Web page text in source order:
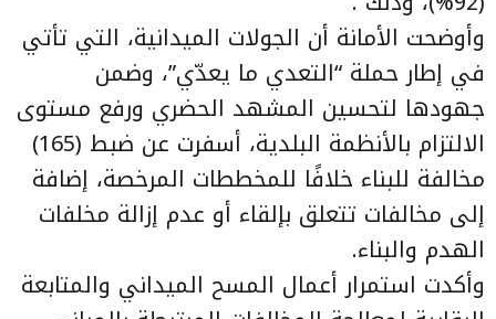
وأوضحت الأمانة أن الجولات الميدانية، التي تأتي
في إطار حملة “التعدي ما يعدّي”، وضمن
جهودها لتحسين المشهد الحضري ورفع مستوى
الالتزام بالأنظمة البلدية، أسفرت عن ضبط (165)
مخالفة للبناء خلافًا للمخططات المرخصة، إضافة
إلى مخالفات تتعلق بإلقاء أو عدم إزالة مخلفات
الهدم والبناء.
وأكدت استمرار أعمال المسح الميداني والمتابعة